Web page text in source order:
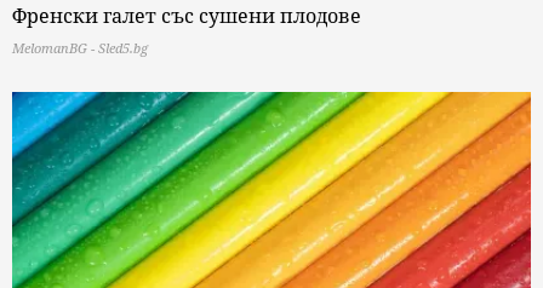
Френски галет със сушени плодове
MelomanBG - Sled5.bg